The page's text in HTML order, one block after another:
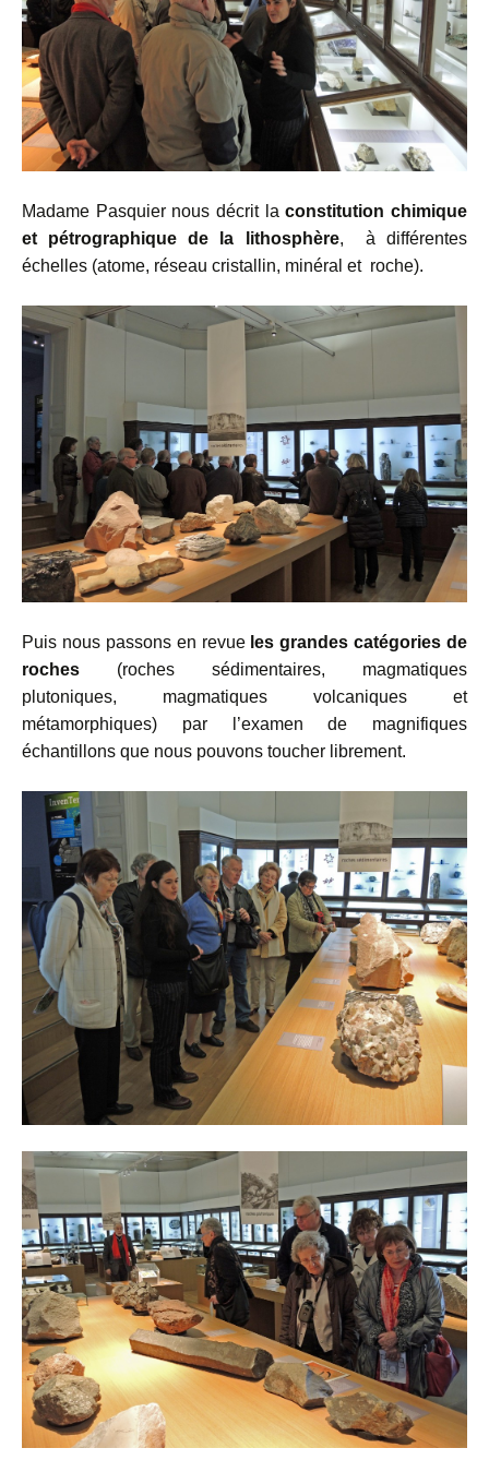
Madame Pasquier nous décrit laconstitution chimique
et pétrographique de la
lithosphère, à différentes
échelles (atome, réseau cristallin, minéral et roche).
Puis nous passons en revue les grandes catégories de
roches (roches sédimentaires, magmatiques
plutoniques, magmatiques volcaniques et
métamorphiques) par l’examen de magnifiques
échantillons que nous pouvons toucher librement.